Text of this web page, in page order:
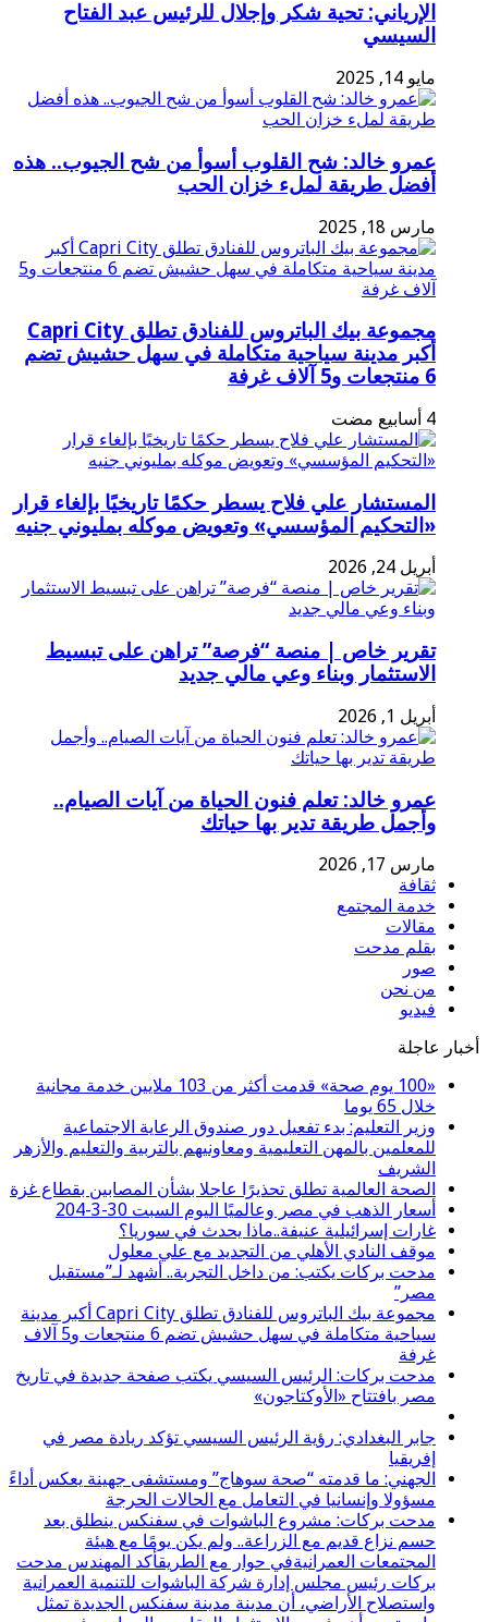
الإرياني: تحية شكر وإجلال للرئيس عبد الفتاح
السيسي
مايو 14, 2025
عمرو خالد: شح القلوب أسوأ من شح الجيوب.. هذه
أفضل طريقة لملء خزان الحب
مارس 18, 2025
مجموعة بيك الباتروس للفنادق تطلق Capri City
أكبر مدينة سياحية متكاملة في سهل حشيش تضم
6 منتجعات و5 آلاف غرفة
المستشار علي فلاح يسطر حكمًا تاريخيًا بإلغاء قرار
«التحكيم المؤسسي» وتعويض موكله بمليوني جنيه
أبريل 24, 2026
تقرير خاص | منصة “فرصة” تراهن على تبسيط
الاستثمار وبناء وعي مالي جديد
أبريل 1, 2026
عمرو خالد: تعلم فنون الحياة من آيات الصيام..
وأجمل طريقة تدير بها حياتك
مارس 17, 2026
ثقافة
خدمة المجتمع
مقالات
بقلم مدحت
صور
من نحن
فيديو
أخبار عاجلة
«100 يوم صحة» قدمت أكثر من 103 ملايين خدمة مجانية
خلال 65 يوما
وزير التعليم: بدء تفعيل دور صندوق الرعاية الاجتماعية
للمعلمين بالمهن التعليمية ومعاونيهم بالتربية والتعليم والأزهر
الشريف
الصحة العالمية تطلق تحذيرًا عاجلا بشأن المصابين بقطاع غزة
أسعار الذهب في مصر وعالميًا اليوم السبت 30-3-204
غارات إسرائيلية عنيفة..ماذا يحدث في سوريا؟
موقف النادي الأهلي من التجديد مع علي معلول
مدحت بركات يكتب: من داخل التجربة.. أشهد لـ”مستقبل
مصر”
مجموعة بيك الباتروس للفنادق تطلق Capri City أكبر مدينة
سياحية متكاملة في سهل حشيش تضم 6 منتجعات و5 آلاف
غرفة
مدحت بركات: الرئيس السيسي يكتب صفحة جديدة في تاريخ
مصر بافتتاح «الأوكتاجون»
جابر البغدادي: رؤية الرئيس السيسي تؤكد ريادة مصر في
إفريقيا
الجهني: ما قدمته “صحة سوهاج” ومستشفى جهينة يعكس أداءً
مسؤولا وإنسانيا في التعامل مع الحالات الحرجة
مدحت بركات: مشروع الباشوات في سفنكس ينطلق بعد
حسم نزاع قديم مع الزراعة.. ولم يكن يومًا مع هيئة
المجتمعات العمرانيةفي حوار مع الطريقأكد المهندس مدحت
بركات رئيس مجلس إدارة شركة الباشوات للتنمية العمرانية
واستصلاح الأراضي، أن مدينة مدينة سفنكس الجديدة تمثل